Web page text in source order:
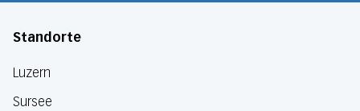
Standorte
Luzern
Sursee